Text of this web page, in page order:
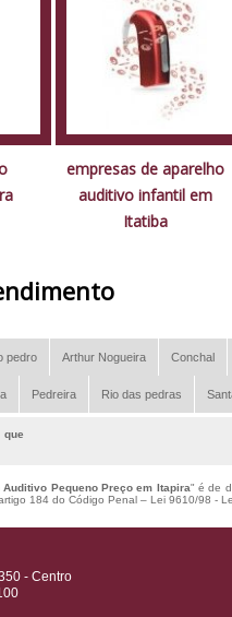
empresas de aparelho
auditivo infantil em
Itatiba
pedro Arthur Nogueira Conchal
Pedreira Rio das pedras
Auditivo Pequeno Preço em Itapira" é de
184 do Código Penal – Lei 9610/98 -
- Centro